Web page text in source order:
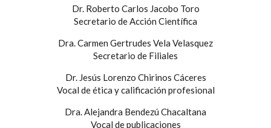
Dr. Roberto Carlos Jacobo Toro
Secretario de Acción Científica
Dra. Carmen Gertrudes Vela Velasquez
Secretario de Filiales
Dr. Jesús Lorenzo Chirinos Cáceres
Vocal de ética y calificación profesional
Dra. Alejandra Bendezú Chacaltana
Vocal de publicaciones